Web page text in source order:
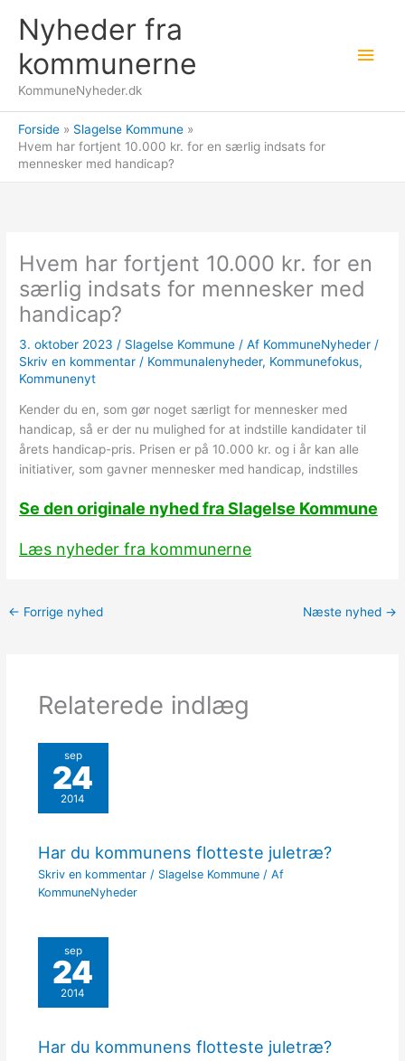
indholdet
Nyheder fra
kommunerne
KommuneNyheder.dk
Forside
Slagelse Kommune
Hvem har fortjent 10.000 kr. for en særlig indsats for
mennesker med handicap?
Hvem har fortjent 10.000 kr. for en
særlig indsats for mennesker med
handicap?
3. oktober 2023 / Slagelse Kommune / Af KommuneNyheder /
Skriv en kommentar / Kommunalenyheder, Kommunefokus,
Kommunenyt
Kender du en, som gør noget særligt for mennesker med
handicap, så er der nu mulighed for at indstille kandidater til
årets handicap-pris. Prisen er på 10.000 kr. og i år kan alle
initiativer, som gavner mennesker med handicap, indstilles
Se den originale nyhed fra Slagelse Kommune
Læs nyheder fra kommunerne
← Forrige nyhed Næste nyhed →
Relaterede indlæg
sep
24
2014
Har du kommunens flotteste juletræ?
Skriv en kommentar / Slagelse Kommune/ Af
KommuneNyheder
sep
24
2014
Har du kommunens flotteste juletræ?